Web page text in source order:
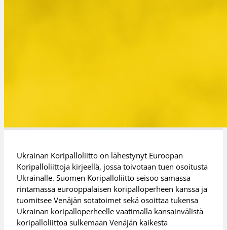
Ukrainan Koripalloliitto on lähestynyt Euroopan
Koripalloliittoja kirjeellä, jossa toivotaan tuen osoitusta
Ukrainalle. Suomen Koripalloliitto seisoo samassa
rintamassa eurooppalaisen koripalloperheen kanssa ja
tuomitsee Venäjän sotatoimet sekä osoittaa tukensa
Ukrainan koripalloperheelle vaatimalla kansainvälistä
koripalloliittoa sulkemaan Venäjän kaikesta